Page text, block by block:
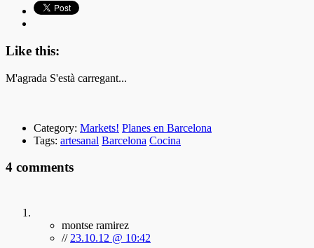
Like this:
M'agrada S'està carregant...
Category: Markets! Planes en Barcelona
Tags: artesanal Barcelona Cocina
4 comments
montse ramirez
// 23.10.12 @ 10:42